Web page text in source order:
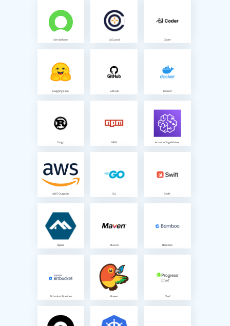
ServiceNow CoGuard Coder
Hugging Face GitHub Docker
Cargo NPM Amazon SageMaker
AWS Outposts Go Swift
Alpine Maven Bamboo
Bitbucket Pipelines Bower Chef